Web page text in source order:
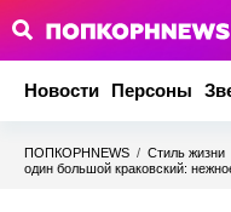
Новости Персоны
ПОПКОРНNEWS / Стиль жизни
один большой краковский: